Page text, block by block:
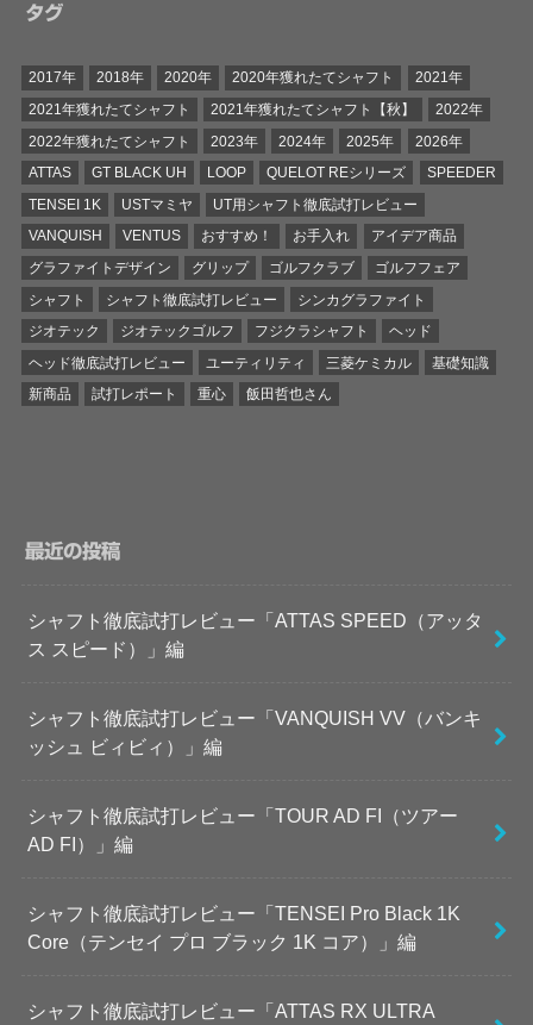
タグ
2017年 2018年 2020年 2020年獲れたてシャフト
2021年
2021年獲れたてシャフト
2021年獲れたてシャフト【秋】
2022年
2022年獲れたてシャフト
2023年 2024年 2025年
2026年
ATTAS
GT BLACK UH LOOP QUELOT REシリーズ
SPEEDER
TENSEI 1K
USTマミヤ
UT用シャフト徹底試打レビュー
VANQUISH
VENTUS おすすめ！ お手入れ
アイデア商品
グラファイトデザイン
グリップ ゴルフクラブ
ゴルフフェア
シャフト
シャフト徹底試打レビュー
シンカグラファイト
ジオテック
ジオテックゴルフ フジクラシャフト
ヘッド
ヘッド徹底試打レビュー
ユーティリティ 三菱ケミカル
基礎知識
新商品
試打レポート 重心 飯田哲也さん
最近の投稿
シャフト徹底試打レビュー「ATTAS SPEED（アッタ
ス スピード）」編
シャフト徹底試打レビュー「VANQUISH VV（バンキ
ッシュ ビィビィ）」編
シャフト徹底試打レビュー「TOUR AD FI（ツアー
AD FI）」編
シャフト徹底試打レビュー「TENSEI Pro Black 1K
Core（テンセイ プロ ブラック 1K コア）」編
シャフト徹底試打レビュー「ATTAS RX ULTRA